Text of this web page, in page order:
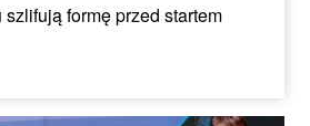
formę przed startem